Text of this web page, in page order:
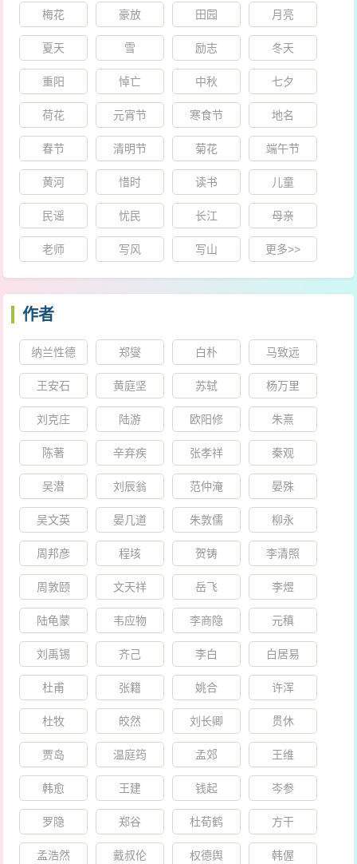
梅花 豪放 田园 月亮
夏天 雪 励志 冬天
重阳 悼亡 中秋 七夕
荷花 元宵节 寒食节 地名
春节 清明节 菊花 端午节
黄河 惜时 读书 儿童
民谣 忧民 长江 母亲
老师 写风 写山 更多>>
作者
纳兰性德 郑燮 白朴 马致远
王安石 黄庭坚 苏轼 杨万里
刘克庄 陆游 欧阳修 朱熹
陈著 辛弃疾 张孝祥 秦观
吴潜 刘辰翁 范仲淹 晏殊
吴文英 晏几道 朱敦儒 柳永
周邦彦 程垓 贺铸 李清照
周敦颐 文天祥 岳飞 李煜
陆龟蒙 韦应物 李商隐 元稹
刘禹锡 齐己 李白 白居易
杜甫 张籍 姚合 许浑
杜牧 皎然 刘长卿 贯休
贾岛 温庭筠 孟郊 王维
韩愈 王建 钱起 岑参
罗隐 郑谷 杜荀鹤 方干
孟浩然 戴叔伦 权德舆 韩偓